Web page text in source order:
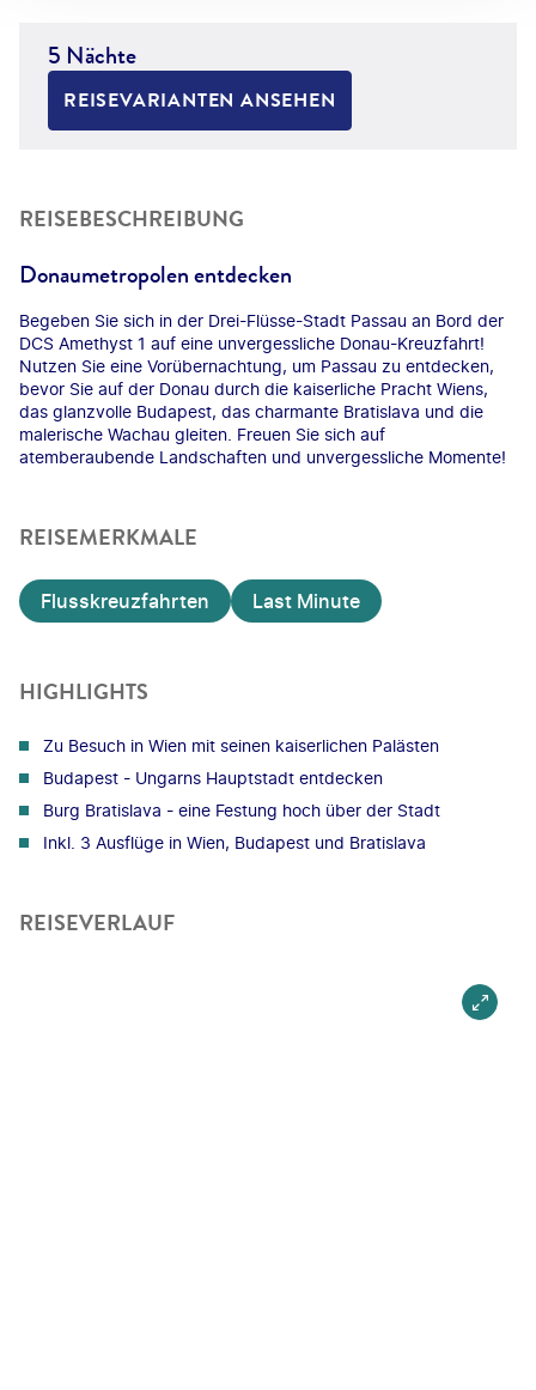
5 Nächte
REISEVARIANTEN ANSEHEN
REISEBESCHREIBUNG
Donaumetropolen entdecken
Begeben Sie sich in der Drei-Flüsse-Stadt Passau an Bord der
DCS Amethyst 1 auf eine unvergessliche Donau-Kreuzfahrt!
Nutzen Sie eine Vorübernachtung, um Passau zu entdecken,
bevor Sie auf der Donau durch die kaiserliche Pracht Wiens,
das glanzvolle Budapest, das charmante Bratislava und die
malerische Wachau gleiten. Freuen Sie sich auf
atemberaubende Landschaften und unvergessliche Momente!
REISEMERKMALE
Flusskreuzfahrten Last Minute
HIGHLIGHTS
Zu Besuch in Wien mit seinen kaiserlichen Palästen
Budapest - Ungarns Hauptstadt entdecken
Burg Bratislava - eine Festung hoch über der Stadt
Inkl. 3 Ausflüge in Wien, Budapest und Bratislava
REISEVERLAUF